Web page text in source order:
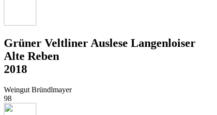
Grüner Veltliner Auslese Langenloiser
Alte Reben
2018
Weingut Bründlmayer
98